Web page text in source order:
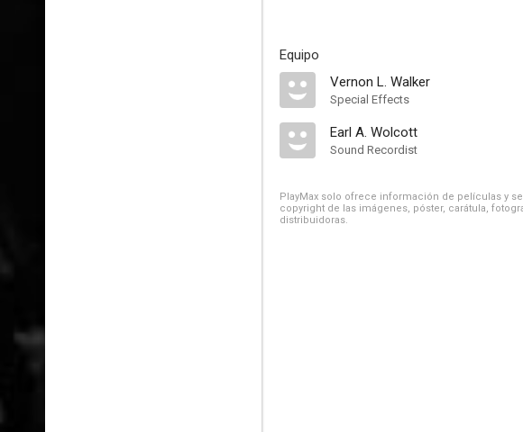
Equipo
Vernon L. Walker
Special Effects
Earl A. Wolcott
Sound Recordist
PlayMax solo ofrece información de películas y
copyright de las imágenes, póster, carátula,
distribuidoras.